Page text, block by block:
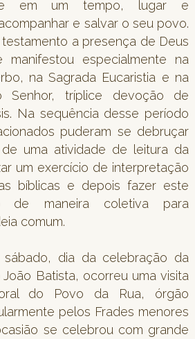
em um tempo, lugar e
e salvar o seu povo.
a presença de Deus
especialmente na
na Sagrada Eucaristia e na
Senhor, tríplice devoção de
Na sequência desse período
puderam se debruçar
uma atividade de leitura da
um exercício de interpretação
bíblicas e depois fazer este
de maneira coletiva para
comum.
dia da celebração da
Batista, ocorreu uma visita
do Povo da Rua, órgão
pelos Frades menores
se celebrou com grande